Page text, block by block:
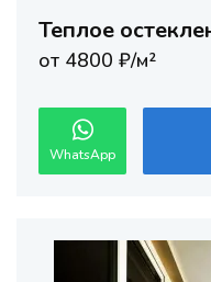
Теплое
от 4800 ₽/м²
WhatsApp